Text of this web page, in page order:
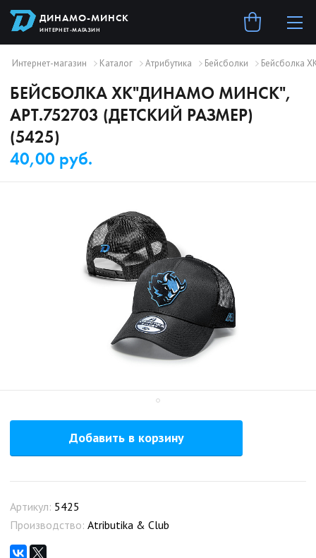
ДИНАМО-МИНСК
ИНТЕРНЕТ-МАГАЗИН
Интернет-магазин Каталог Атрибутика Бейсболки Бейсболка
БЕЙСБОЛКА ХК"ДИНАМО МИНСК",
АРТ.752703 (ДЕТСКИЙ РАЗМЕР)
(5425)
40,00 руб.
Добавить в корзину
Артикул: 5425
Производство: Atributika & Club